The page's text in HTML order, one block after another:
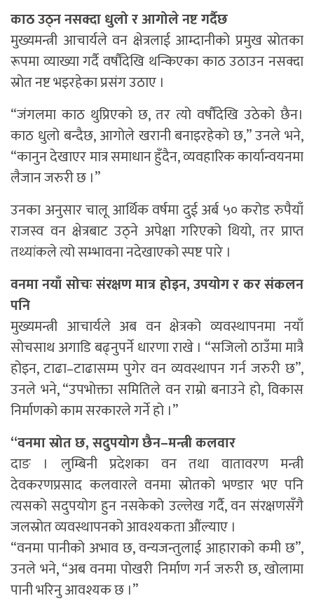
काठ उठ्न नसक्दा धुलो र आगोले नष्ट गर्दैछ
मुख्यमन्त्री आचार्यले वन क्षेत्रलाई आम्दानीको प्रमुख स्रोतका
रूपमा व्याख्या गर्दै वर्षौंदेखि थन्किएका काठ उठाउन नसक्दा
स्रोत नष्ट भइरहेका प्रसंग उठाए ।
“जंगलमा काठ थुप्रिएको छ, तर त्यो वर्षौंदेखि उठेको छैन।
काठ धुलो बन्दैछ, आगोले खरानी बनाइरहेको छ,” उनले भने,
“कानुन देखाएर मात्र समाधान हुँदैन, व्यवहारिक कार्यान्वयनमा
लैजान जरुरी छ ।”
उनका अनुसार चालू आर्थिक वर्षमा दुई अर्ब ५० करोड रुपैयाँ
राजस्व वन क्षेत्रबाट उठ्ने अपेक्षा गरिएको थियो, तर प्राप्त
तथ्यांकले त्यो सम्भावना नदेखाएको स्पष्ट पारे ।
वनमा नयाँ सोचः संरक्षण मात्र होइन, उपयोग र कर संकलन
पनि
मुख्यमन्त्री आचार्यले अब वन क्षेत्रको व्यवस्थापनमा नयाँ
सोचसाथ अगाडि बढ्नुपर्ने धारणा राखे । “सजिलो ठाउँमा मात्रै
होइन, टाढा–टाढासम्म पुगेर वन व्यवस्थापन गर्न जरुरी छ”,
उनले भने, “उपभोक्ता समितिले वन राम्रो बनाउने हो, विकास
निर्माणको काम सरकारले गर्ने हो ।”
“वनमा स्रोत छ, सदुपयोग छैन–मन्त्री कलवार
दाङ । लुम्बिनी प्रदेशका वन तथा वातावरण मन्त्री
देवकरणप्रसाद कलवारले वनमा स्रोतको भण्डार भए पनि
त्यसको सदुपयोग हुन नसकेको उल्लेख गर्दै, वन संरक्षणसँगै
जलस्रोत व्यवस्थापनको आवश्यकता औंल्याए ।
“वनमा पानीको अभाव छ, वन्यजन्तुलाई आहाराको कमी छ”,
उनले भने, “अब वनमा पोखरी निर्माण गर्न जरुरी छ, खोलामा
पानी भरिनु आवश्यक छ ।”